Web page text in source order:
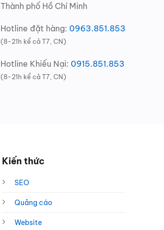
Thành phố Hồ Chí Minh
Hotline đặt hàng: 0963.851.853
(8-21h kể cả T7, CN)
Hotline Khiếu Nại: 0915.851.853
(8-21h kể cả T7, CN)
Kiến thức
SEO
Quảng cáo
Website